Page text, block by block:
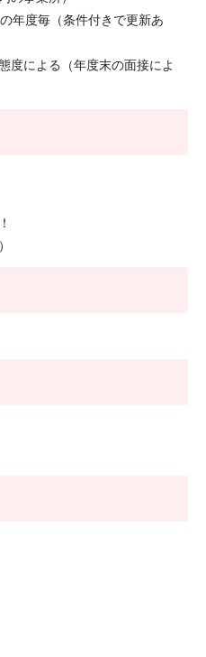
年度毎（条件付きで更新あ
度による（年度末の面接によ